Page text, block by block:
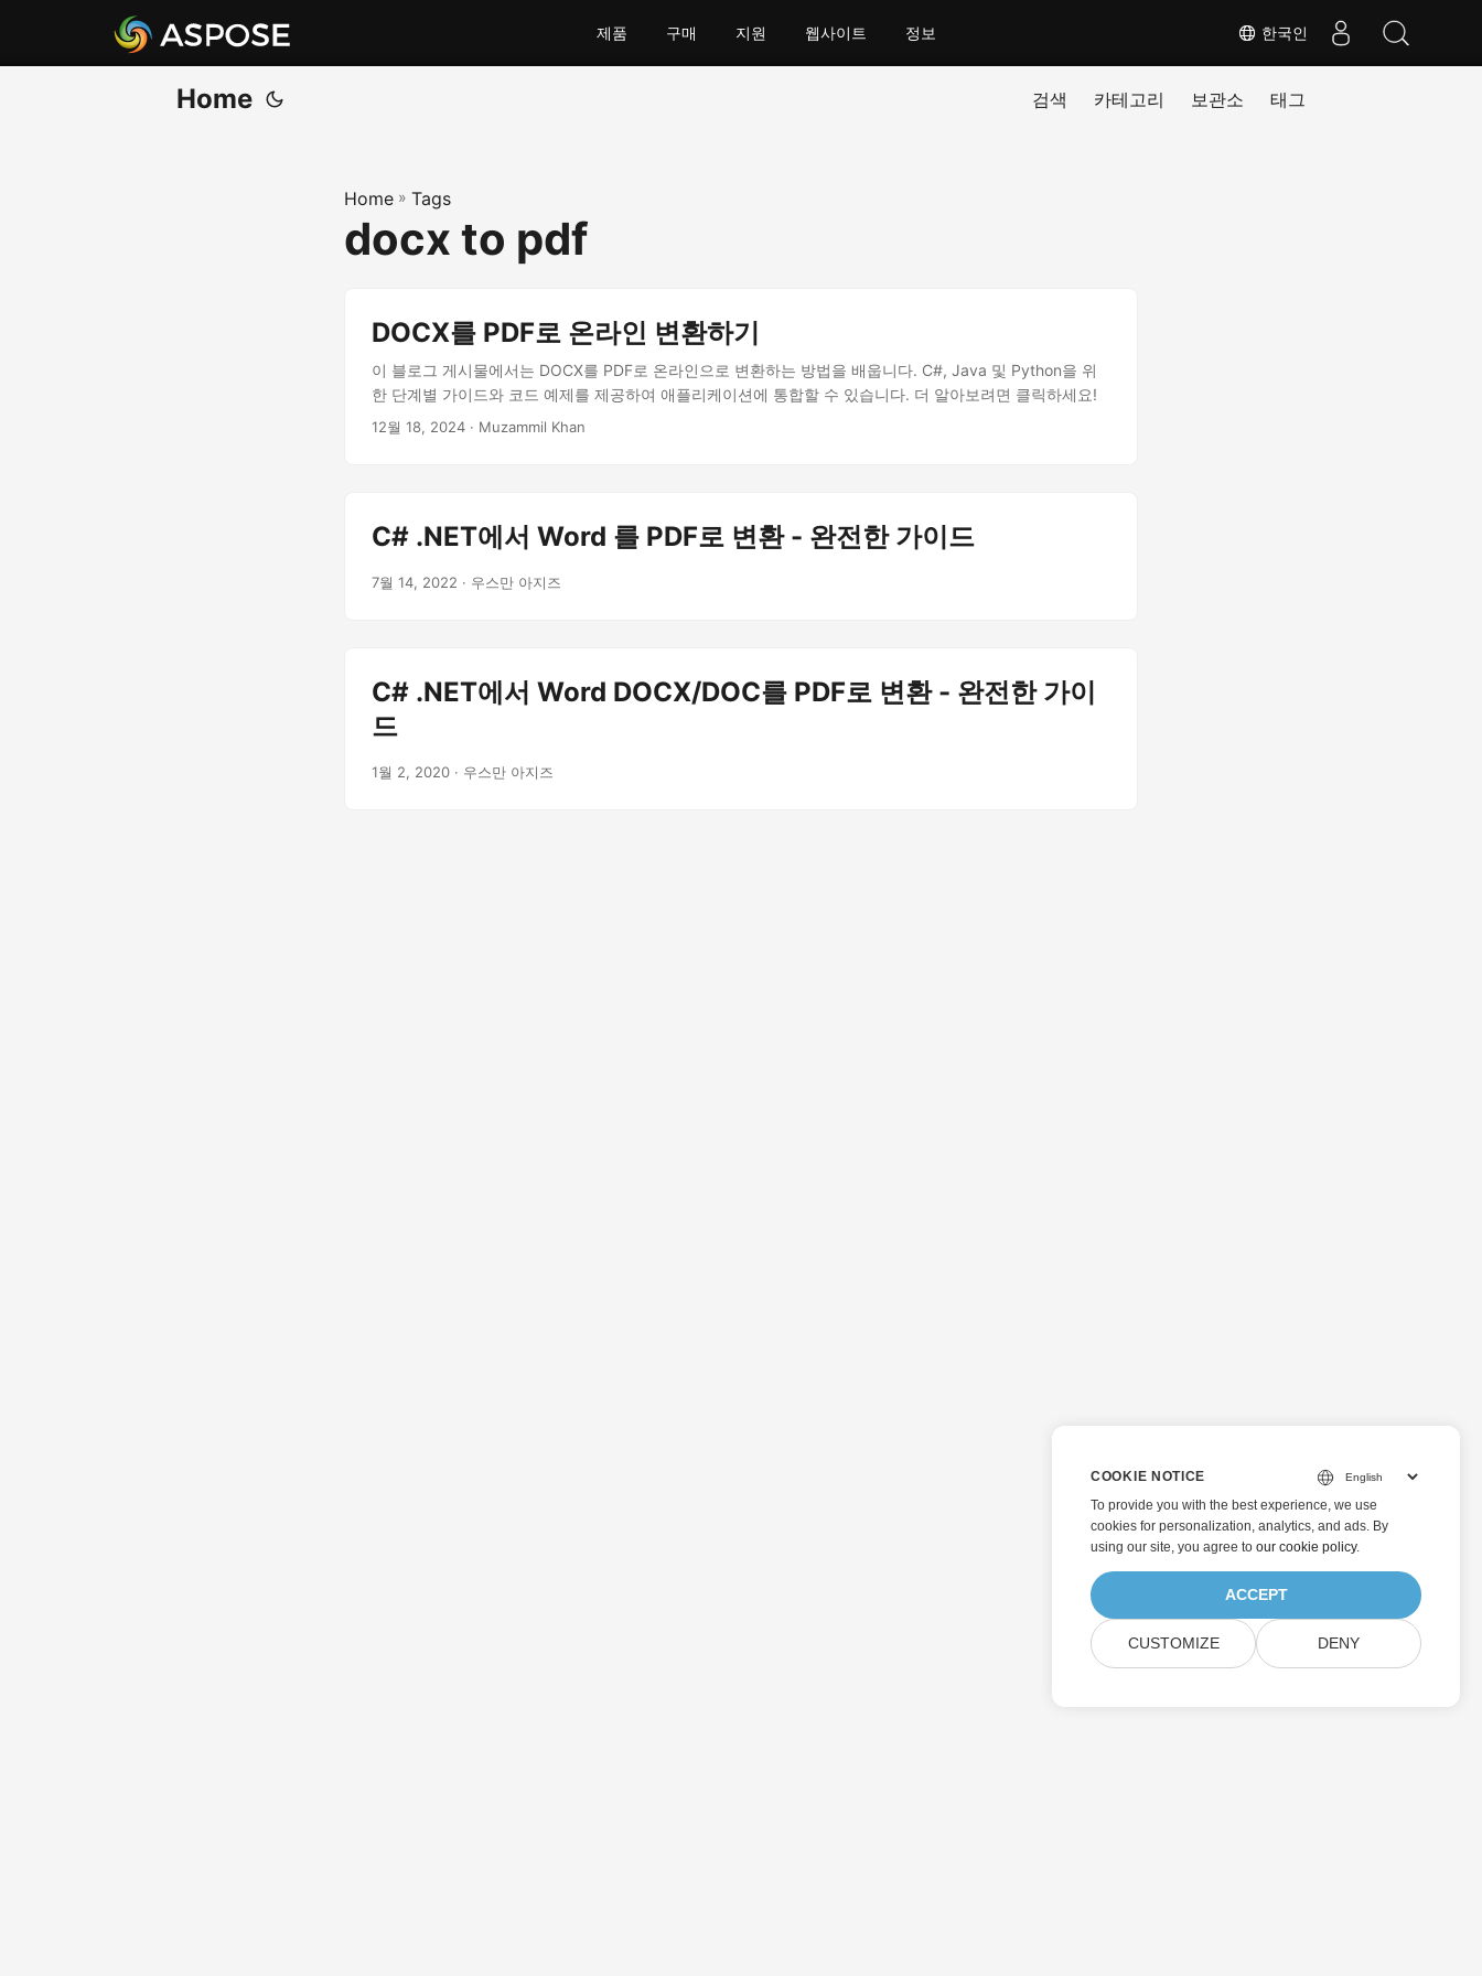
한국인
제품 구매 지원 웹사이트 정보
Home 검색 카테고리 보관소 태그
Home » Tags
docx to pdf
DOCX를 PDF로 온라인 변환하기
이 블로그 게시물에서는 DOCX를 PDF로 온라인으로 변환하는 방법을 배웁니다. C#, Java 및 Python을 위
한 단계별 가이드와 코드 예제를 제공하여 애플리케이션에 통합할 수 있습니다. 더 알아보려면 클릭하세요!
12월 18, 2024 · Muzammil Khan
C# .NET에서 Word 를 PDF로 변환 - 완전한 가이드
7월 14, 2022 · 우스만 아지즈
C# .NET에서 Word DOCX/DOC를 PDF로 변환 - 완전한 가이
드
1월 2, 2020 · 우스만 아지즈
COOKIE NOTICE
To provide you with the best experience, we use
cookies for personalization, analytics, and ads. By
using our site, you agree to our cookie policy.
ACCEPT
CUSTOMIZE DENY